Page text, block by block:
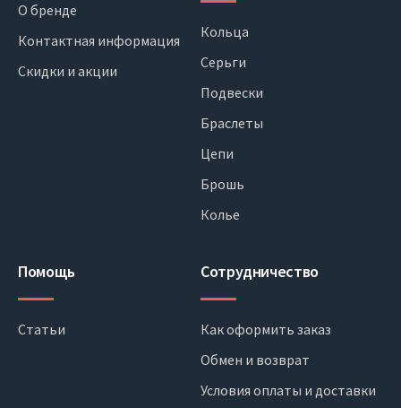
О бренде
Контактная информация
Скидки и акции
Кольца
Серьги
Подвески
Браслеты
Цепи
Брошь
Колье
Помощь
Статьи
Сотрудничество
Как оформить заказ
Обмен и возврат
Условия оплаты и доставки